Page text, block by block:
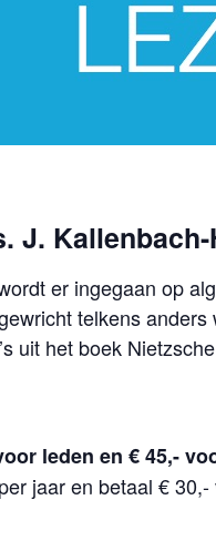
J.
er ingegaan op
telkens
uit het boek
leden en € 45,-
jaar en betaal €